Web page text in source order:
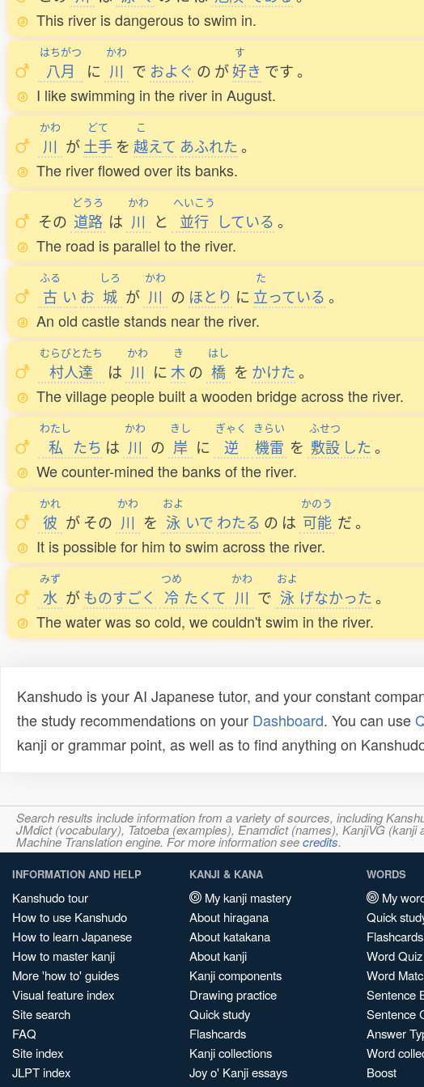
This river is dangerous to swim in.
はちがつ
八月 に
かわ
川 で およぐ の が
す
好き です。
I like swimming in the river in August.
かわ
川 が
どて
土手 を
こ
越えて あふれた。
The river flowed over its banks.
その
どうろ
道路 は
かわ
川 と
へいこう
並行 している 。
The road is parallel to the river.
ふる
古 い お
しろ
城 が
かわ
川 の ほとり に
た
立っている 。
An old castle stands near the river.
むらびとたち
村人達 は
かわ
川 に
き
木の
はし
橋 を かけた。
The village people built a wooden bridge across the river.
わたし
私 たち は
かわ
川 の
きし
岸 に
ぎゃく
逆
きらい
機雷 を
ふせつ
敷設 した。
We counter-mined the banks of the river.
かれ
彼 が その
かわ
川 を
およ
泳 いで わたる の は
かのう
可能 だ。
It is possible for him to swim across the river.
みず
水 がものすごく
つめ
冷 たくて
かわ
川 で
およ
泳 げなかった。
The water was so cold, we couldn't swim in the river.
Kanshudo is your AI Japanese tutor, and your constant
the study recommendations on your Dashboard. You can use
kanji or grammar point, as well as to find anything on
Search results include information from a variety of sources, including
JMdict (vocabulary), Tatoeba (examples), Enamdict (names), KanjiVG
Machine Translation engine. For more information seecredits.
INFORMATION AND HELP
Kanshudo tour
How to use Kanshudo
How to learn Japanese
How to master kanji
More 'how to' guides
Visual feature index
Site search
FAQ
Site index
JLPT index
KANJI & KANA
My kanji mastery
About hiragana
About katakana
About kanji
Kanji components
Drawing practice
Quick study
Flashcards
Kanji collections
Joy o' Kanji essays
WORDS
My
Quick
Flashcards
Word Quiz
Word
Sentence
Sentence
Answer
Word
Boost